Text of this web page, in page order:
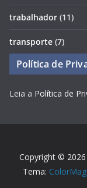
trabalhador (11)
transporte (7)
Política de
Leia a Política de
Copyright © 2026
Tema: ColorMag